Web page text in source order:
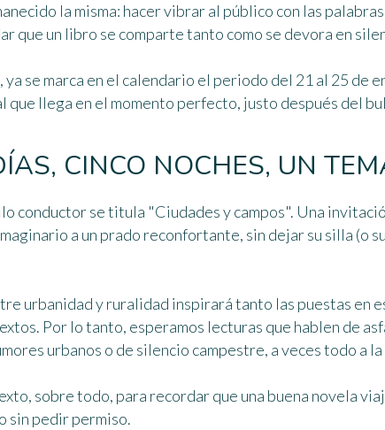
la misma: hacer vibrar al público con las
que un libro se comparte tanto como se devora en
se marca en el calendario el periodo del 21 al 25 de
que llega en el momento perfecto, justo después del
CINCO NOCHES, UN
conductor se titula "Ciudades y campos". Una
a un prado reconfortante, sin dejar su silla (o
urbanidad y ruralidad inspirará tanto las puestas en
Por lo tanto, esperamos lecturas que hablen de
urbanos o de silencio campestre, a veces todo a la
sobre todo, para recordar que una buena novela
pedir permiso.